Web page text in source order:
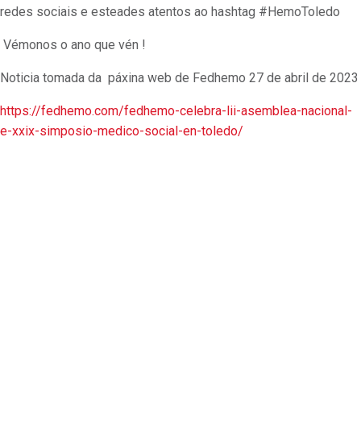
redes sociais e esteades atentos ao hashtag #HemoToledo
Vémonos o ano que vén !
Noticia tomada da páxina web de Fedhemo 27 de abril de 2023
https://fedhemo.com/fedhemo-celebra-lii-asemblea-nacional-
e-xxix-simposio-medico-social-en-toledo/